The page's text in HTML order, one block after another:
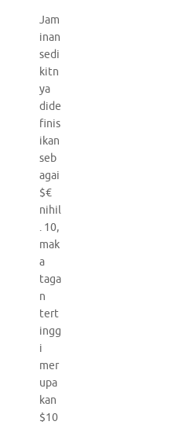
Jam
inan
sedi
kitn
ya
dide
finis
ikan
seb
agai
$€
nihil
. 10,
mak
a
taga
n
tert
ingg
i
mer
upa
kan
$10